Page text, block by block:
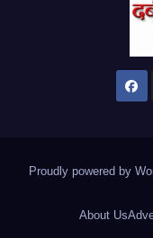
Proudly powered by
About Us